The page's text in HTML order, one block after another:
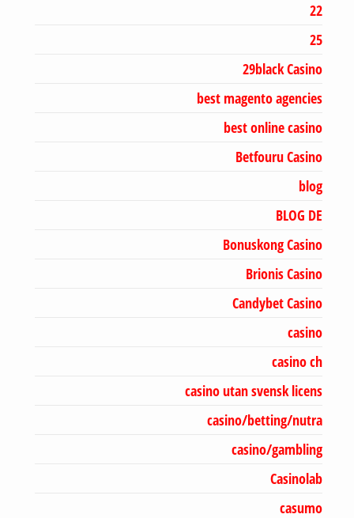
22
25
29black Casino
best magento agencies
best online casino
Betfouru Casino
blog
BLOG DE
Bonuskong Casino
Brionis Casino
Candybet Casino
casino
casino ch
casino utan svensk licens
casino/betting/nutra
casino/gambling
Casinolab
casumo